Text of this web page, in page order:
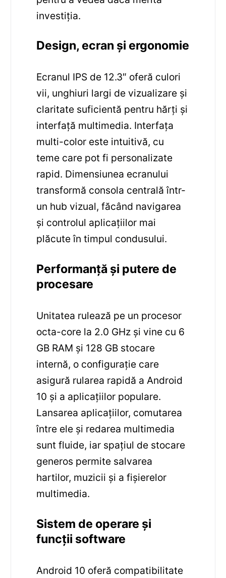
investiția.
Design, ecran și ergonomie
Ecranul IPS de 12.3″ oferă culori
vii, unghiuri largi de vizualizare și
claritate suficientă pentru hărți și
interfață multimedia. Interfața
multi-color este intuitivă, cu
teme care pot fi personalizate
rapid. Dimensiunea ecranului
transformă consola centrală într-
un hub vizual, făcând navigarea
și controlul aplicațiilor mai
plăcute în timpul condusului.
Performanță și putere de
procesare
Unitatea rulează pe un procesor
octa-core la 2.0 GHz și vine cu 6
GB RAM și 128 GB stocare
internă, o configurație care
asigură rularea rapidă a Android
10 și a aplicațiilor populare.
Lansarea aplicațiilor, comutarea
între ele și redarea multimedia
sunt fluide, iar spațiul de stocare
generos permite salvarea
hartilor, muzicii și a fișierelor
multimedia.
Sistem de operare și
funcții software
Android 10 oferă compatibilitate